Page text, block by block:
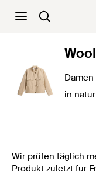
in natur
Wir prüfen täglich
Produkt zuletzt für